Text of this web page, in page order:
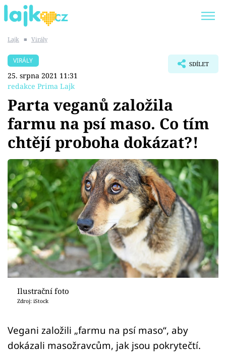
SHOPAHOLICADEL
Témata
Showbyznys
Youtubeři
Virály
Sex a vztahy
Videa
Sledujte prima+
Přihlášení
Sledujte nás
Lajk ■ Virály
VIRÁLY
25. srpna 2021 11:31
redakce Prima Lajk
SDÍLET
Parta veganů založila
farmu na psí maso. Co tím
chtějí proboha dokázat?!
Ilustrační foto
Zdroj: iStock
Vegani založili „farmu na psí maso“, aby
dokázali masožravcům, jak jsou pokrytečtí.